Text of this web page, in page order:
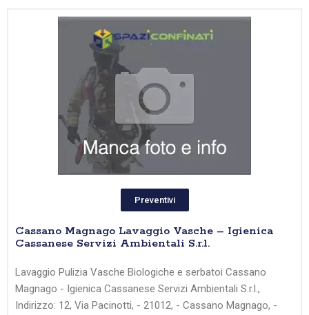
Preventivi
Cassano Magnago Lavaggio Vasche – Igienica
Cassanese Servizi Ambientali S.r.l.
Lavaggio Pulizia Vasche Biologiche e serbatoi Cassano
Magnago - Igienica Cassanese Servizi Ambientali S.r.l.,
Indirizzo: 12, Via Pacinotti, - 21012, - Cassano Magnago, -